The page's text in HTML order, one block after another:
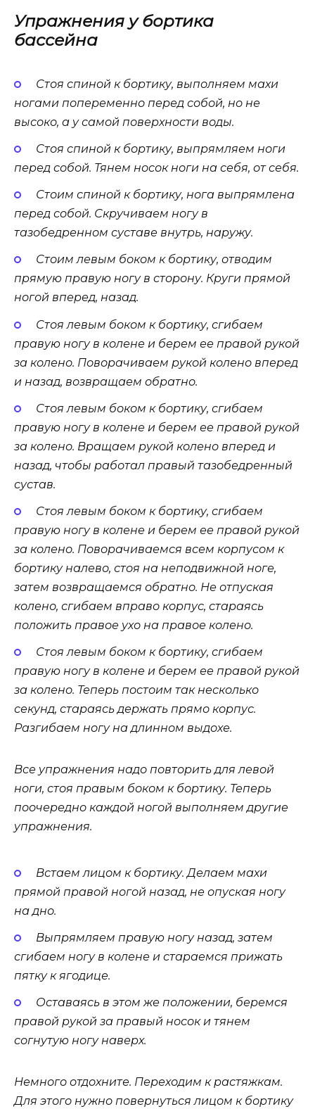
Упражнения у бортика
бассейна
Стоя спиной к бортику, выполняем махи
ногами попеременно перед собой, но не
высоко, а у самой поверхности воды.
Стоя спиной к бортику, выпрямляем ноги
перед собой. Тянем носок ноги на себя, от себя.
Стоим спиной к бортику, нога выпрямлена
перед собой. Скручиваем ногу в
тазобедренном суставе внутрь, наружу.
Стоим левым боком к бортику, отводим
прямую правую ногу в сторону. Круги прямой
ногой вперед, назад.
Стоя левым боком к бортику, сгибаем
правую ногу в колене и берем ее правой рукой
за колено. Поворачиваем рукой колено вперед
и назад, возвращаем обратно.
Стоя левым боком к бортику, сгибаем
правую ногу в колене и берем ее правой рукой
за колено. Вращаем рукой колено вперед и
назад, чтобы работал правый тазобедренный
сустав.
Стоя левым боком к бортику, сгибаем
правую ногу в колене и берем ее правой рукой
за колено. Поворачиваемся всем корпусом к
бортику налево, стоя на неподвижной ноге,
затем возвращаемся обратно. Не отпуская
колено, сгибаем вправо корпус, стараясь
положить правое ухо на правое колено.
Стоя левым боком к бортику, сгибаем
правую ногу в колене и берем ее правой рукой
за колено. Теперь постоим так несколько
секунд, стараясь держать прямо корпус.
Разгибаем ногу на длинном выдохе.
Все упражнения надо повторить для левой
ноги, стоя правым боком к бортику. Теперь
поочередно каждой ногой выполняем другие
упражнения.
Встаем лицом к бортику. Делаем махи
прямой правой ногой назад, не опуская ногу
на дно.
Выпрямляем правую ногу назад, затем
сгибаем ногу в колене и стараемся прижать
пятку к ягодице.
Оставаясь в этом же положении, беремся
правой рукой за правый носок и тянем
согнутую ногу наверх.
Немного отдохните. Переходим к растяжкам.
Для этого нужно повернуться лицом к бортику